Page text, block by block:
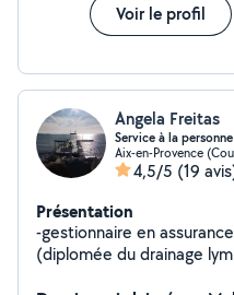
Voir le profil
Angela Freitas
Service à la personne
Aix-en-Provence
4,5/5 (19
Présentation
-gestionnaire en assurance
(diplomée du drainage